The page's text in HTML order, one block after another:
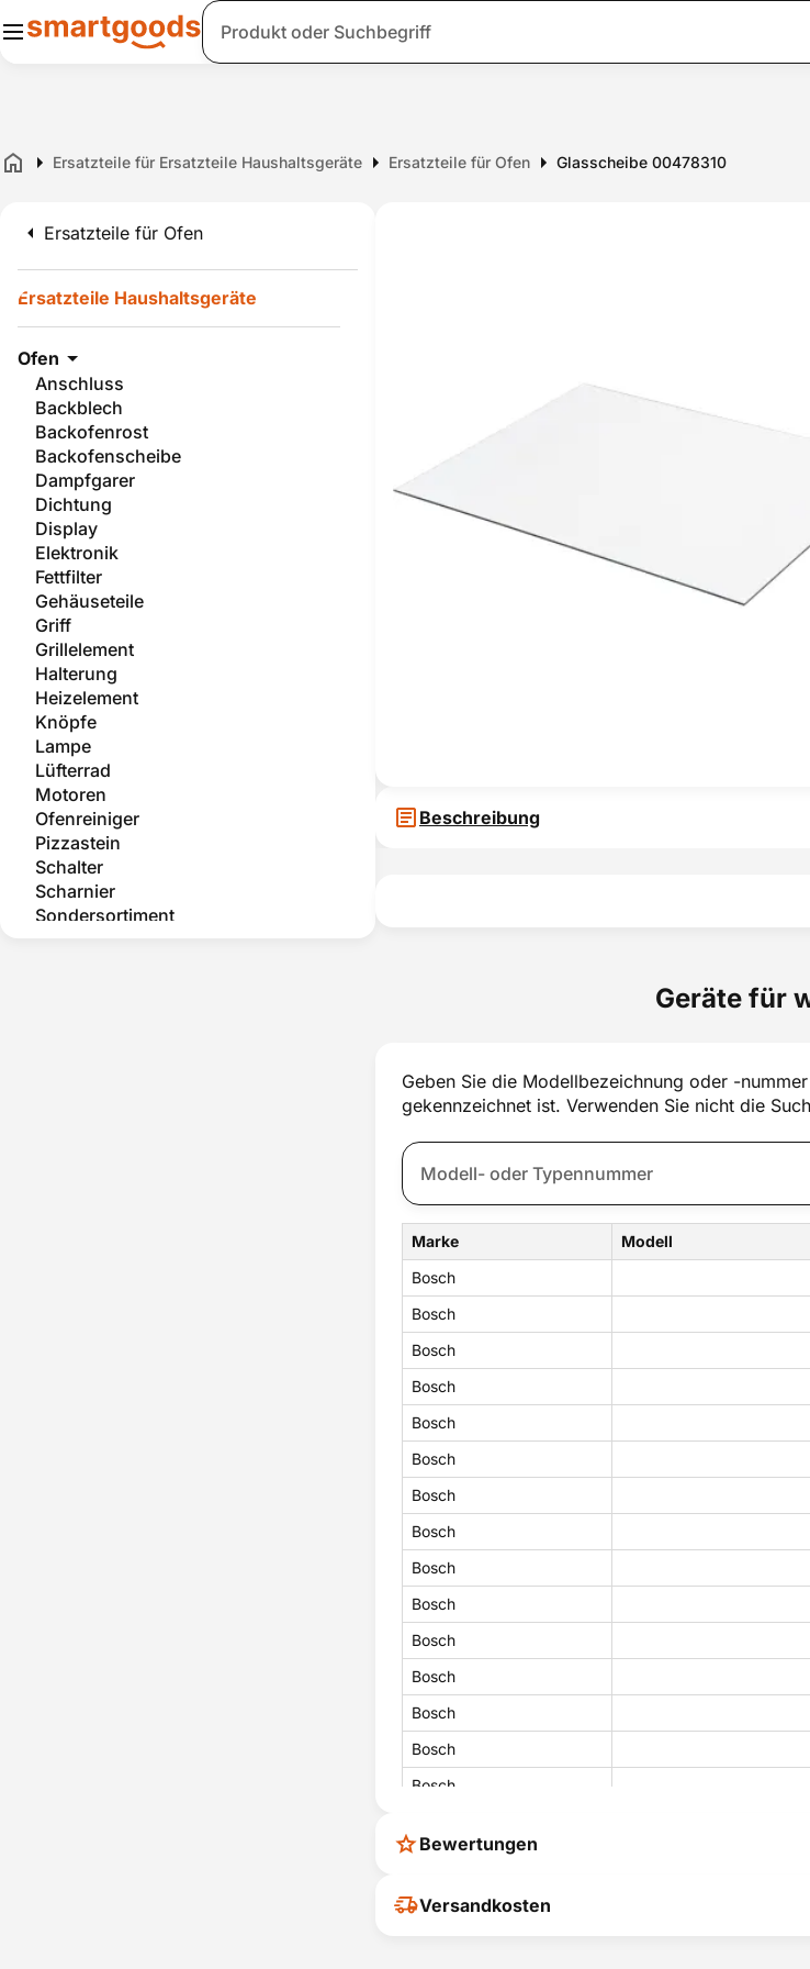
Suche
Home Ersatzteile für Ersatzteile Haushaltsgeräte Ersatzteile für Ofen Glasscheibe 00478310
Ersatzteile für Ofen
Ersatzteile Haushaltsgeräte
Ofen
Anschluss
Backblech
Backofenrost
Backofenscheibe
Dampfgarer
Dichtung
Display
Elektronik
Fettfilter
Gehäuseteile
Griff
Grillelement
Halterung
Heizelement
Knöpfe
Lampe
Lüfterrad
Motoren
Ofenreiniger
Pizzastein
Schalter
Scharnier
Sondersortiment
Beschreibung
Geräte für
Geben Sie die Modellbezeichnung oder -
gekennzeichnet ist. Verwenden Sie nicht die
Marke Modell
Bosch
Bosch
Bosch
Bosch
Bosch
Bosch
Bosch
Bosch
Bosch
Bosch
Bosch
Bosch
Bosch
Bosch
Bosch
Bosch
Bosch
Bewertungen
Ihr Feedback hilft uns, uns ständig zu
Versandkosten